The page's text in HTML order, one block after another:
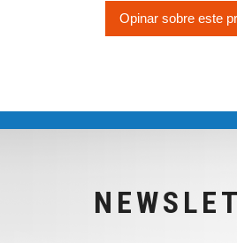
Opinar sobre este